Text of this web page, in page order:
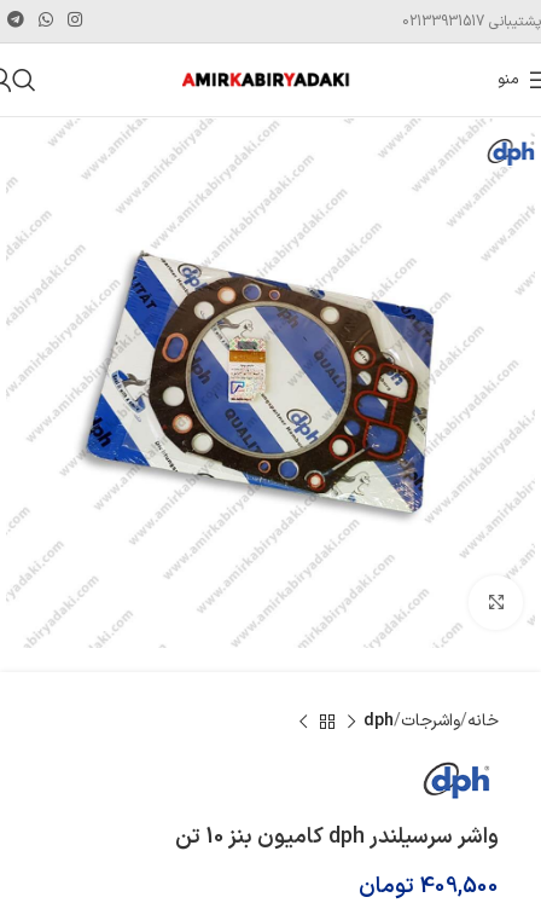
پشتیبانی 02133931517
منو
بزرگنمایی تصویر
خانه واشرجات dph
واشر سرسیلندر dph کامیون بنز 10 تن
409,500 تومان